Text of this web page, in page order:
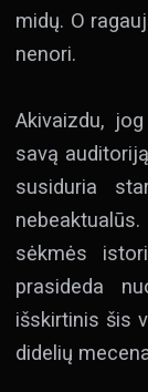
midų. O
nenori.
Akivaizdu,
savą
susiduria
sėkmės
prasideda
išskirtinis šis
didelių